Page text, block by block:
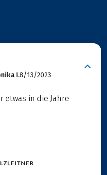
I.8/13/2023
etwas in die Jahre